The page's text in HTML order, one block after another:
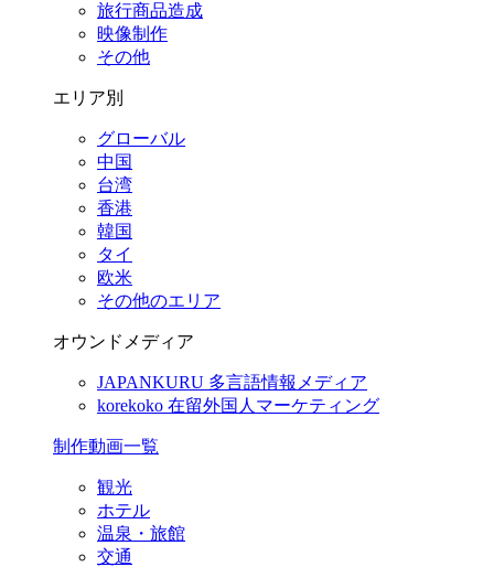
旅行商品造成
映像制作
その他
エリア別
グローバル
中国
台湾
香港
韓国
タイ
欧米
その他のエリア
オウンドメディア
JAPANKURU 多言語情報メディア
korekoko 在留外国人マーケティング
制作動画一覧
観光
ホテル
温泉・旅館
交通